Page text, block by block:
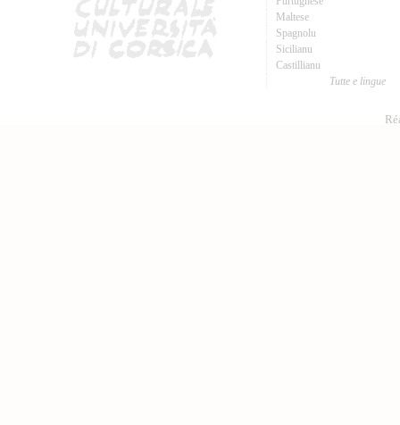
Maltese
Spagnolu
Sicilianu
Castillianu
Tutte e lingue